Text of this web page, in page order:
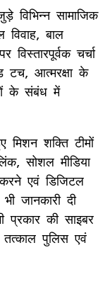
विभिन्न सामाजिक
बाल
चर्चा
आत्मरक्षा के
के संबंध में
शक्ति टीमों
सोशल मीडिया
एवं डिजिटल
जानकारी दी
की साइबर
पुलिस एवं